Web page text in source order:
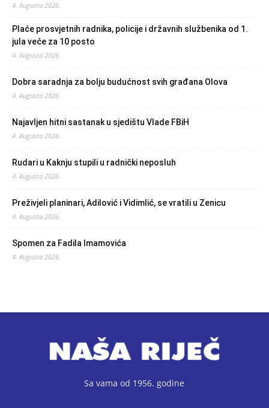
4. Augusta 2026.
Plaće prosvjetnih radnika, policije i državnih službenika od 1.
jula veće za 10 posto
4. Augusta 2026.
Dobra saradnja za bolju budućnost svih građana Olova
4. Augusta 2026.
Najavljen hitni sastanak u sjedištu Vlade FBiH
4. Augusta 2026.
Rudari u Kaknju stupili u radnički neposluh
4. Augusta 2026.
Preživjeli planinari, Adilović i Vidimlić, se vratili u Zenicu
4. Augusta 2026.
Spomen za Fadila Imamovića
4. Augusta 2026.
Sa vama od 1956. godine